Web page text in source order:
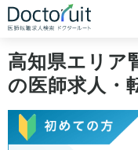
[
[
[非
[
高知県エリア
の医師求人・